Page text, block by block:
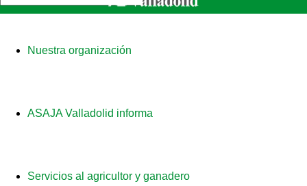
Nuestra organización
ASAJA Valladolid informa
Servicios al agricultor y ganadero